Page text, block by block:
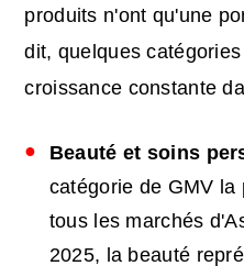
produits n'ont qu'une
dit, quelques
croissance constante
Beauté et soins
catégorie de GMV la
tous les marchés
2025, la beauté